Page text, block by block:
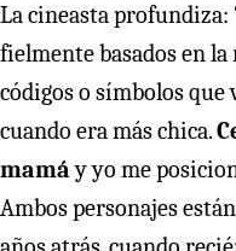
La cineasta profundiza:
fielmente basados en
códigos o símbolos
cuando era más chica.
mamáy yo me
Ambos personajes